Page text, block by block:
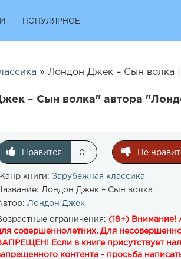
ПОПУЛЯРНОЕ
» Лондон Джек – Сын волка |
– Сын волка" автора
Нравится 0 Не
книги:Зарубежная классика
Лондон Джек – Сын волка
Лондон Джек
ограничения: (18+) Внимание!
совершеннолетних. Для
Если в книге присутствует
контента - просьба